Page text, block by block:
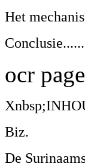
Het
ocr
Biz.
De